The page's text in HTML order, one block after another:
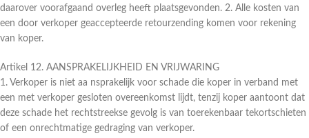
daarover voorafgaand overleg heeft plaatsgevonden. 2. Alle kosten van
een door verkoper geaccepteerde retourzending komen voor rekening
van koper.
Artikel 12. AANSPRAKELIJKHEID EN VRIJWARING
1. Verkoper is niet aa nsprakelijk voor schade die koper in verband met
een met verkoper gesloten overeenkomst lijdt, tenzij koper aantoont dat
deze schade het rechtstreekse gevolg is van toerekenbaar tekortschieten
of een onrechtmatige gedraging van verkoper.